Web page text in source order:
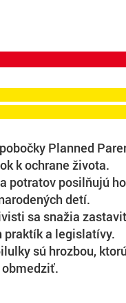
Planned
k ochrane života.
potratov posilňujú
detí.
sa snažia
praktík a legislatívy.
sú hrozbou,